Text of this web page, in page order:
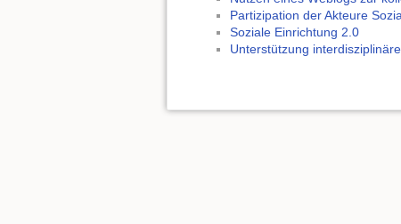
Partizipation der Akteure
Soziale Einrichtung 2.0
Unterstützung